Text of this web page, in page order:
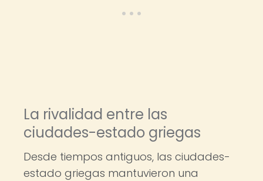
La rivalidad entre las
ciudades-estado griegas
Desde tiempos antiguos, las ciudades-
estado griegas mantuvieron una